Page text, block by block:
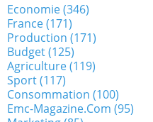
Economie(346)
France(171)
Production (171)
Budget(125)
Agriculture(119)
Sport(117)
Consommation (100)
Emc-Magazine.com (95)